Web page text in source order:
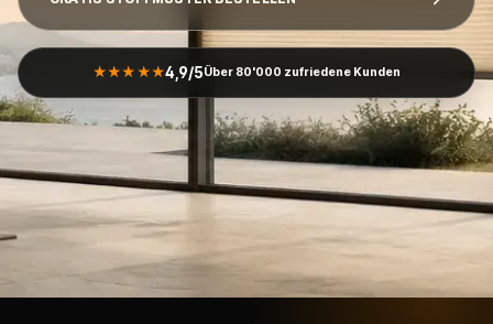
★★★★★4,9/5Über 80'000 zufriedene Kunden